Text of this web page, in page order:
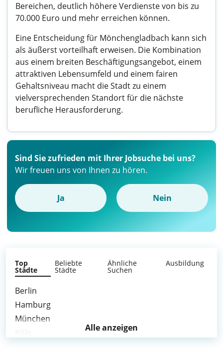
Bereichen, deutlich höhere Verdienste von bis zu
70.000 Euro und mehr erreichen können.
Eine Entscheidung für Mönchengladbach kann sich
als äußerst vorteilhaft erweisen. Die Kombination
aus einem breiten Beschäftigungsangebot, einem
attraktiven Lebensumfeld und einem fairen
Gehaltsniveau macht die Stadt zu einem
vielversprechenden Standort für die nächste
berufliche Herausforderung.
Sind Sie zufrieden mit Ihrer Jobsuche bei uns?
Wir freuen uns von Ihnen zu hören.
Ja Nein
Top
Städte
Beliebte
Städte
Ähnliche
Suchen
Ausbildung
Berlin
Hamburg
München
Alle anzeigen